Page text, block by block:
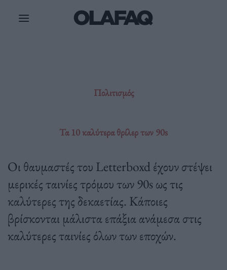
Πολιτισμός
Τα 10 καλύτερα θρίλερ των 90s
Οι θαυμαστές του Letterboxd έχουν στέψει
μερικές ταινίες τρόμου των 90s ως τις
καλύτερες της δεκαετίας. Κάποιες
βρίσκονται μάλιστα επάξια ανάμεσα στις
καλύτερες ταινίες όλων των εποχών.